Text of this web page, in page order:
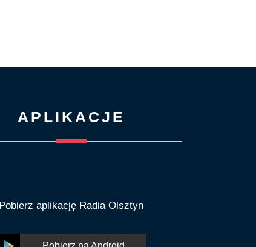
APLIKACJE
Pobierz aplikację Radia Olsztyn